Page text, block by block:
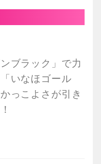
ブラック」で力
いなほゴール
っこよさが引き